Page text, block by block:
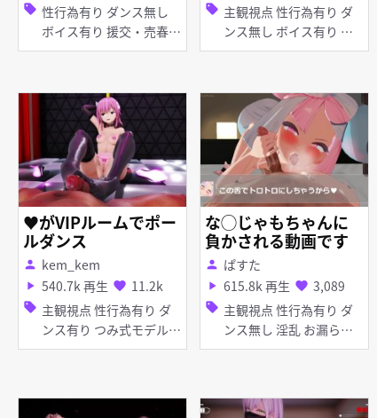
sell 性行為有り ダンス無し
ボイス有り 援交・売春
淫乱 淫紋 巨乳 痴女・ビ
グ ピアス・装飾品 アヘ
sell 主観視点 性行為有り ダ
ンス無し ボイス有り 淫
乱 口内射精 ディープス
♥がVIPルームでポー
ルダンス
person kem_kem
play_arrow 540.7k 再生 favorite 11.2k
sell 主観視点 性行為有り ダ
ンス有り つみ式モデル
淫乱 ピアス・装飾品 足
な◯じゃもちゃんに
負かされる動画です
person ぱすた
play_arrow 615.8k 再生 favorite 3,089
sell 主観視点 性行為有り ダ
ンス無し 淫乱 お漏ら
し・潮吹き ディープスロ